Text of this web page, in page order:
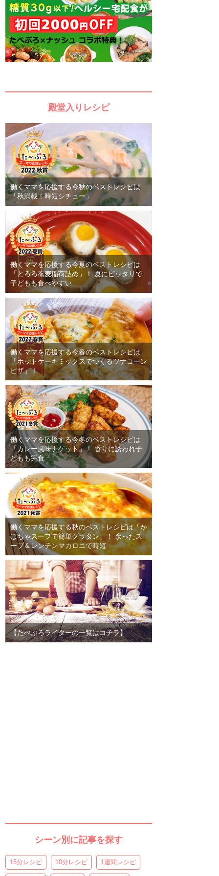
殿堂入りレシピ
働くママを応援する今秋のベストレシピは
「秋満載！時短シチュー」
働くママを応援する今夏のベストレシピは
「とろろ蕎麦稲荷詰め」！ 夏にピッタリで
子どもも食べやすい
働くママを応援する今春のベストレシピは
「ホットケーキミックスでつくるツナコーン
ピザ」！
働くママを応援する今冬のベストレシピは
「カレー風味ナゲット」！ 香りに誘われ子
どもも完食
働くママを応援する秋のベストレシピは「か
ぼちゃスープで簡単グラタン」！ 余ったス
ープ＆レンチンマカロニで時短
【たべぷろライターの一覧はコチラ】
シーン別に記事を探す
15分レシピ 10分レシピ 1週間レシピ